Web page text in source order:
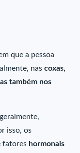
que a pessoa
nascoxas,
também nos
isso, os
fatores hormonais